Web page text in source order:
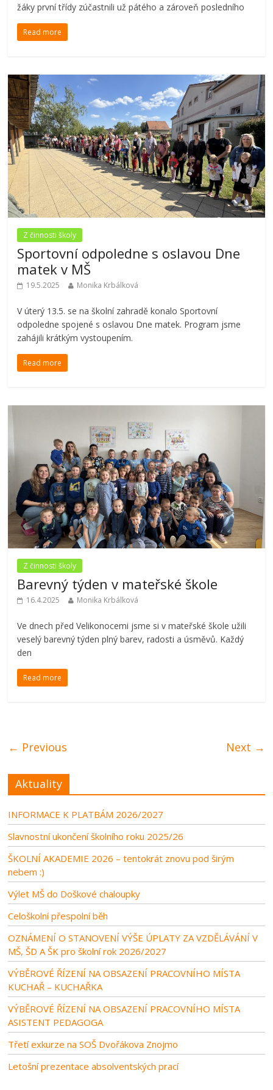
žáky první třídy zúčastnili už pátého a zároveň posledního
Read more
Z činnosti školy
Sportovní odpoledne s oslavou Dne
matek v MŠ
19.5.2025 Monika Krbálková
V úterý 13.5. se na školní zahradě konalo Sportovní
odpoledne spojené s oslavou Dne matek. Program jsme
zahájili krátkým vystoupením.
Read more
Z činnosti školy
Barevný týden v mateřské škole
16.4.2025 Monika Krbálková
Ve dnech před Velikonocemi jsme si v mateřské škole užili
veselý barevný týden plný barev, radosti a úsměvů. Každý
den
Read more
← Previous Next →
Aktuality
INFORMACE K PLATBÁM 2026/2027
Slavnostní ukončení školního roku 2025/26
ŠKOLNÍ AKADEMIE 2026 – tentokrát znovu pod širým
nebem :)
Výlet MŠ do Doškové chaloupky
Celoškolní přespolní běh
OZNÁMENÍ O STANOVENÍ VÝŠE ÚPLATY ZA VZDĚLÁVÁNÍ V
MŠ, ŠD A ŠK pro školní rok 2026/2027
VÝBĚROVÉ ŘÍZENÍ NA OBSAZENÍ PRACOVNÍHO MÍSTA
KUCHAŘ – KUCHAŘKA
VÝBĚROVÉ ŘÍZENÍ NA OBSAZENÍ PRACOVNÍHO MÍSTA
ASISTENT PEDAGOGA
Třetí exkurze na SOŠ Dvořákova Znojmo
Letošní prezentace absolventských prací